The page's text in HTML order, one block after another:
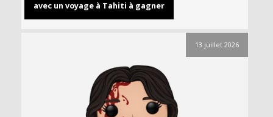
avec un voyage à Tahiti à gagner
13 juillet 2026